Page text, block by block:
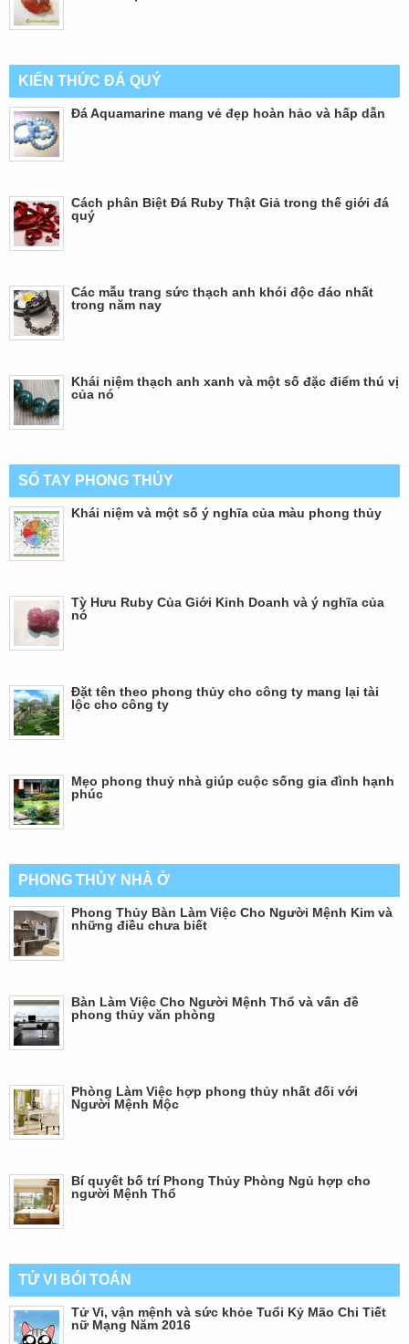
KIẾN THỨC ĐÁ QUÝ
Đá Aquamarine mang vẻ đẹp hoàn hảo và hấp dẫn
Cách phân Biệt Đá Ruby Thật Giả trong thế giới đá
quý
Các mẫu trang sức thạch anh khói độc đáo nhất
trong năm nay
Khái niệm thạch anh xanh và một số đặc điểm thú vị
của nó
SỔ TAY PHONG THỦY
Khái niệm và một số ý nghĩa của màu phong thủy
Tỳ Hưu Ruby Của Giới Kinh Doanh và ý nghĩa của
nó
Đặt tên theo phong thủy cho công ty mang lại tài
lộc cho công ty
Mẹo phong thuỷ nhà giúp cuộc sống gia đình hạnh
phúc
PHONG THỦY NHÀ Ở
Phong Thủy Bàn Làm Việc Cho Người Mệnh Kim và
những điều chưa biết
Bàn Làm Việc Cho Người Mệnh Thổ và vấn đề
phong thủy văn phòng
Phòng Làm Việc hợp phong thủy nhất đối với
Người Mệnh Mộc
Bí quyết bố trí Phong Thủy Phòng Ngủ hợp cho
người Mệnh Thổ
TỬ VI BÓI TOÁN
Tử Vi, vận mệnh và sức khỏe Tuổi Kỷ Mão Chi Tiết
nữ Mạng Năm 2016